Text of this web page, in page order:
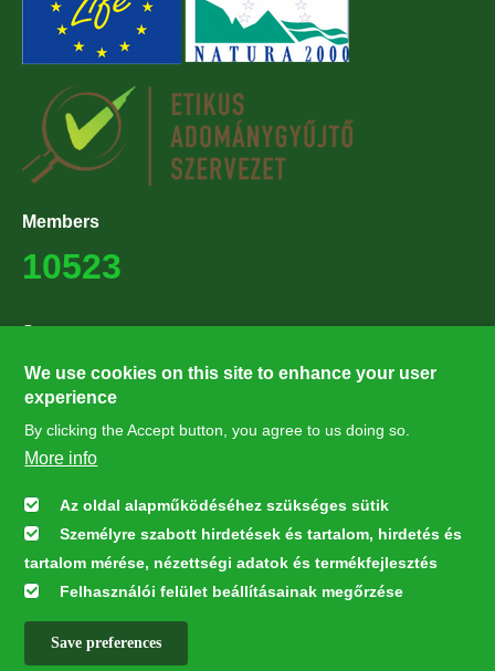
Members
10523
Supporters
27224
Hírlevél feliratkozás
Feliratkozás
We use cookies on this site to enhance your user
experience
By clicking the Accept button, you agree to us doing so.
More info
Az oldal alapműködéséhez szükséges sütik
Személyre szabott hirdetések és tartalom, hirdetés és
tartalom mérése, nézettségi adatok és termékfejlesztés
Felhasználói felület beállításainak megőrzése
Save preferences